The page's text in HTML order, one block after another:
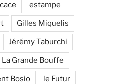
estampe
Gilles Miquelis
Jérémy Taburchi
La Grande Bouffe
Bosio le Futur